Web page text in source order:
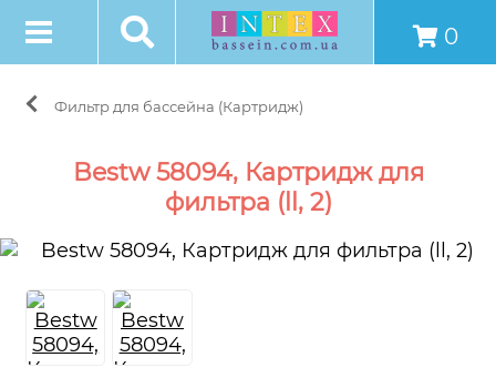
0
Фильтр для бассейна (Картридж)
Bestw 58094, Картридж для
фильтра (ll, 2)